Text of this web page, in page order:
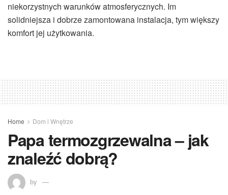
niekorzystnych warunków atmosferycznych. Im
solidniejsza i dobrze zamontowana instalacja, tym większy
komfort jej użytkowania.
Home Dom i Wnętrze
Papa termozgrzewalna – jak
znaleźć dobrą?
by